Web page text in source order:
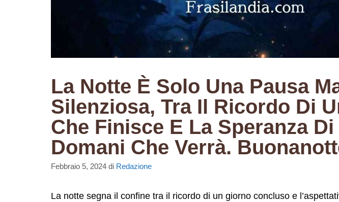
La Notte È Solo Una Pausa
Silenziosa, Tra Il Ricordo Di
Che Finisce E La Speranza Di
Domani Che Verrà.
Febbraio 5, 2024 di Redazione
La notte segna il confine tra il ricordo di un giorno concluso e